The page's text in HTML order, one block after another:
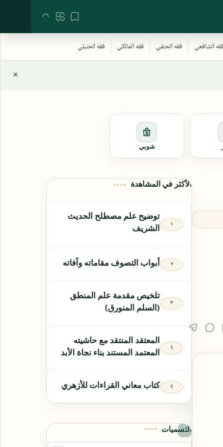
شوبي
الأكثر في المشاهدة
توضيح علم مصطلح الحديث
الشريف
أبواب التصوف مقاماته وآفاته
تلخيص مقدمة علم المنطق
(السلم المنورق)
المعتقد المنتقد مع حاشيته
المعتمد المستند بناء نجاة الأبد
كتاب معاني القراءات للأزهري
التسميات